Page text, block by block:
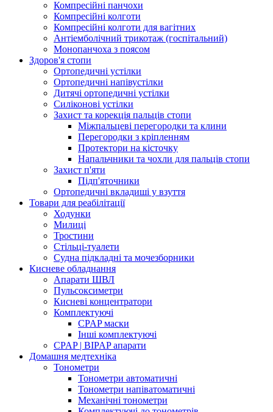
Компресійні панчохи
Компресійні колготи
Компресійні колготи для вагітних
Антіемболічний трикотаж (госпітальний)
Монопанчоха з поясом
Здоров'я стопи
Ортопедичні устілки
Ортопедичні напівустілки
Дитячі ортопедичні устілки
Силіконові устілки
Захист та корекція пальців стопи
Міжпальцеві перегородки та клини
Перегородки з кріпленням
Протектори на кісточку
Напальчники та чохли для пальців стопи
Захист п'яти
Підп'яточники
Ортопедичні вкладиші у взуття
Товари для реабілітації
Ходунки
Милиці
Тростини
Стільці-туалети
Судна підкладні та мочезборники
Кисневе обладнання
Апарати ШВЛ
Пульсоксиметри
Кисневі концентратори
Комплектуючі
CPAP маски
Інші комплектуючі
CPAP | BIPAP апарати
Домашня медтехніка
Тонометри
Тонометри автоматичні
Тонометри напіватоматичні
Механічні тонометри